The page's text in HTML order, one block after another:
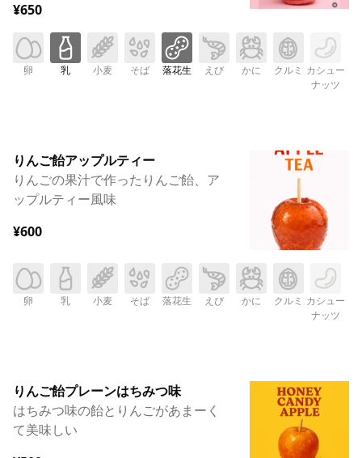
¥650
卵 乳 小麦 そば 落花生 えび かに クルミ カシュー
ナッツ
りんご飴アップルティー
りんごの果汁で作ったりんご飴、ア
ップルティー風味
¥600
卵 乳 小麦 そば 落花生 えび かに クルミ カシュー
ナッツ
りんご飴プレーンはちみつ味
はちみつ味の飴とりんごがあまーく
て美味しい